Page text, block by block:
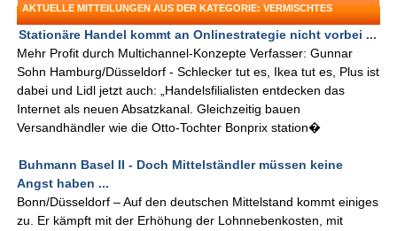
AKTUELLE MITTEILUNGEN AUS DER KATEGORIE: VERMISCHTES
Stationäre Handel kommt an Onlinestrategie nicht vorbei ...
Mehr Profit durch Multichannel-Konzepte Verfasser: Gunnar
Sohn Hamburg/Düsseldorf - Schlecker tut es, Ikea tut es, Plus ist
dabei und Lidl jetzt auch: „Handelsfilialisten entdecken das
Internet als neuen Absatzkanal. Gleichzeitig bauen
Versandhändler wie die Otto-Tochter Bonprix station�
Buhmann Basel II - Doch Mittelständler müssen keine
Angst haben ...
Bonn/Düsseldorf – Auf den deutschen Mittelstand kommt einiges
zu. Er kämpft mit der Erhöhung der Lohnnebenkosten, mit